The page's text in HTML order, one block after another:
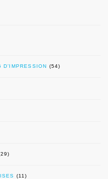
(54)
(11)